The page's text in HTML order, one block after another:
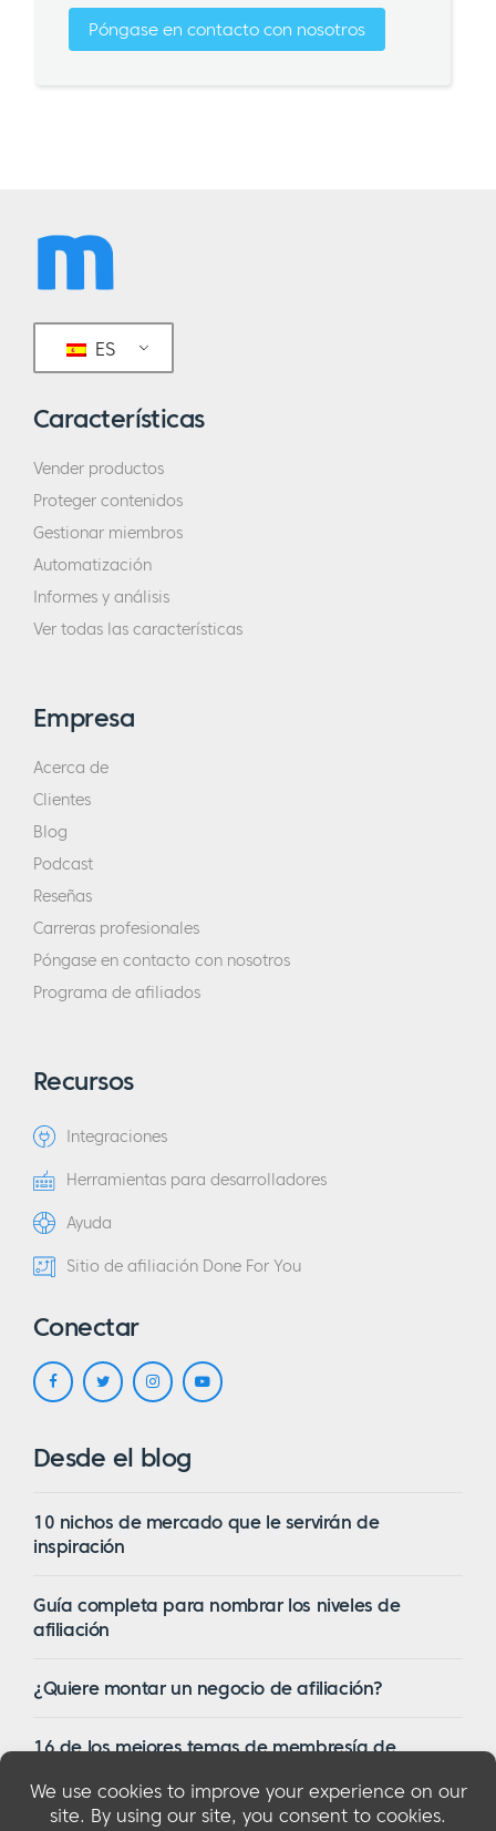
Póngase en contacto con nosotros
ES
Características
Vender productos
Proteger contenidos
Gestionar miembros
Automatización
Informes y análisis
Ver todas las características
Empresa
Acerca de
Clientes
Blog
Podcast
Reseñas
Carreras profesionales
Póngase en contacto con nosotros
Programa de afiliados
Recursos
Integraciones
Herramientas para desarrolladores
Ayuda
Sitio de afiliación Done For You
Conectar
Desde el blog
10 nichos de mercado que le servirán de
inspiración
Guía completa para nombrar los niveles de
afiliación
¿Quiere montar un negocio de afiliación?
16 de los mejores temas de membresía de